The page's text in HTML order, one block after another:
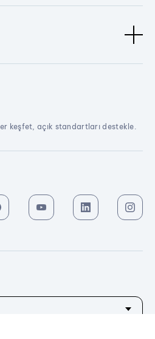
keşfet, açık standartları destekle.